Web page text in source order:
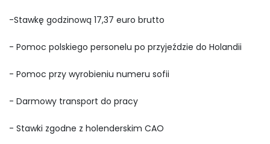
-Stawkę godzinową 17,37 euro brutto
- Pomoc polskiego personelu po przyjeździe do Holandii
- Pomoc przy wyrobieniu numeru sofii
- Darmowy transport do pracy
- Stawki zgodne z holenderskim CAO